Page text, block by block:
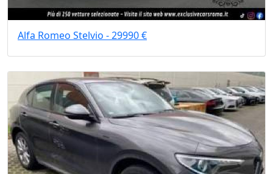
Alfa Romeo Stelvio - 29990 €